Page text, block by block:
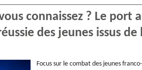
connaissez ? Le
des jeunes issus
Focus sur le combat des jeunes